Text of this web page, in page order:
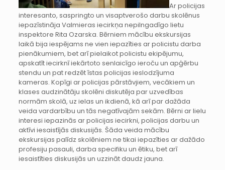
Ar policijas
interesanto, saspringto un visaptverošo darbu skolēnus
iepazīstināja Valmieras iecirkņa nepilngadīgo lietu
inspektore Rita Ozarska. Bērniem mācību ekskursijas
laikā bija iespējams ne vien iepazīties ar policistu darba
pienākumiem, bet arī pielaikot policistu ekipējumu,
apskatīt iecirknī iekārtoto senlaicīgo ieroču un apģērbu
stendu un pat redzēt īstas policijas ieslodzījuma
kameras. Kopīgi ar policijas pārstāvjiem, vecākiem un
klases audzinātāju skolēni diskutēja par uzvedības
normām skolā, uz ielas un ikdienā, kā arī par dažāda
veida vardarbību un tās negatīvajām sekām. Bērni ar lielu
interesi iepazinās ar policijas iecirkni, policijas darbu un
aktīvi iesaistījās diskusijās. Šāda veida mācību
ekskursijas palīdz skolēniem ne tikai iepazīties ar dažādo
profesiju pasauli, darba specifiku un ētiku, bet arī
iesaistīties diskusijās un uzzināt daudz jauna.